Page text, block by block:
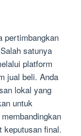
pertimbangkan
satunya
platform
jual beli. Anda
lokal yang
untuk
keputusan final.